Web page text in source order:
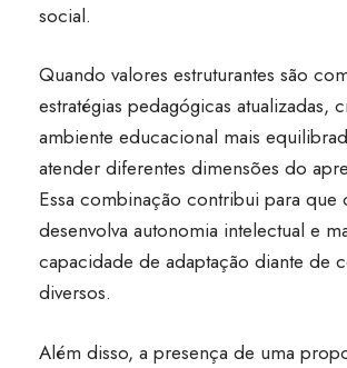
social.
Quando valores estruturantes são
estratégias pedagógicas atualizadas,
ambiente educacional mais
atender diferentes dimensões do
Essa combinação contribui para que
desenvolva autonomia intelectual e
capacidade de adaptação diante de
diversos.
Além disso, a presença de uma